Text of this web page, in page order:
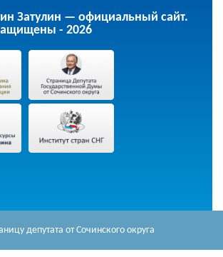
депутата от Сочинского округа
Затулин — официальный сайт.
- 2026